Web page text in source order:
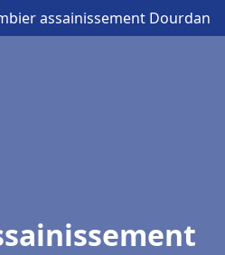
assainissement Dourdan